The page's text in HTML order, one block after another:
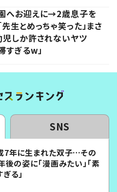
へお迎えに→2歳息子を
生とめっちゃ笑った」まさ
児しか許されないヤツ
すぎるw」
SNS
7年に生まれた双子…その
後の姿に「漫画みたい」「素
る」